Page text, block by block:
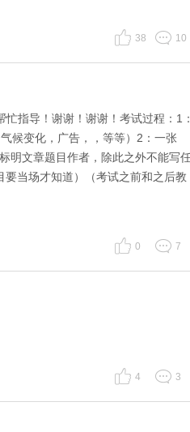
38 10
忙指导！谢谢！谢谢！考试过程：1
候变化，广告，，等等）2：一张
明文章题目作者，除此之外不能写
当场才知道）（考试之前和之后教
0 7
4 3